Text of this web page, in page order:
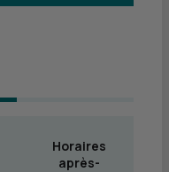
Horaires
après-